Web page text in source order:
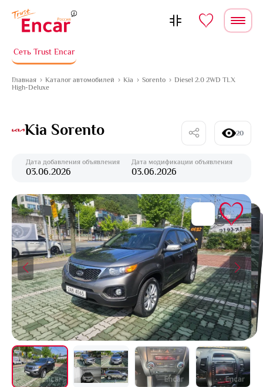
Сеть Trust Encar
Главная Каталог автомобилей Kia Sorento
Diesel 2.0 2WD TLX
High-Deluxe
Kia Sorento 20
Дата добавления объявления
03.06.2026
Дата модификации объявления
03.06.2026